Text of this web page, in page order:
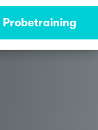
Probetraining
Viertel Hamburg ☀️